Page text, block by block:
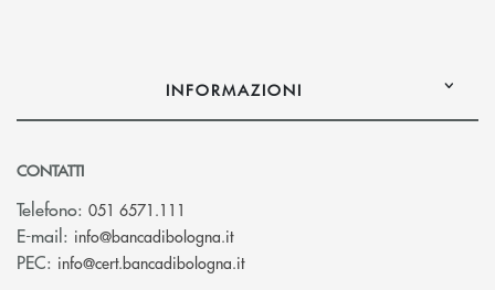
INFORMAZIONI
CONTATTI
Telefono: 051 6571.111
E-mail: info@bancadibologna.it(si apre l’app di posta elettronica)
PEC: info@cert.bancadibologna.it(si apre l’app di posta